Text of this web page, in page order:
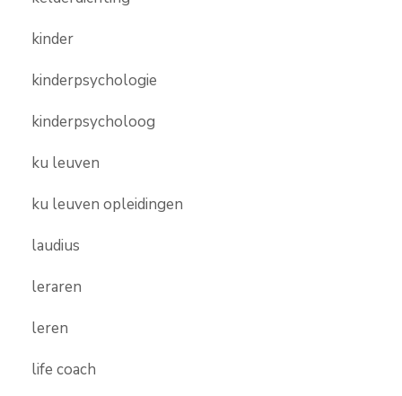
kinder
kinderpsychologie
kinderpsycholoog
ku leuven
ku leuven opleidingen
laudius
leraren
leren
life coach